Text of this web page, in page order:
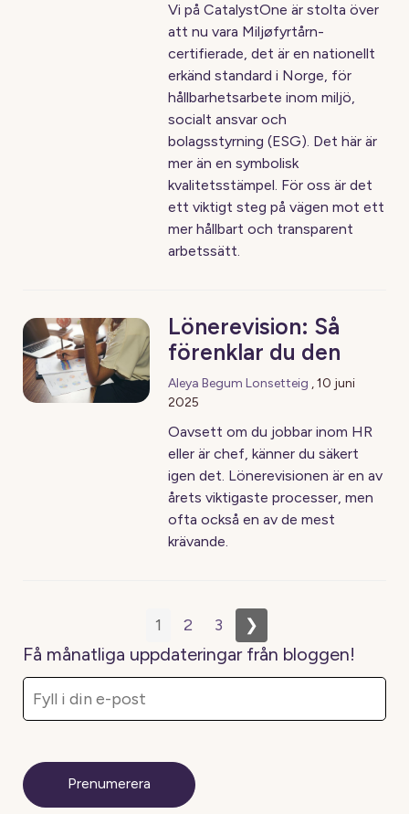
Vi på CatalystOne är stolta över
att nu vara Miljøfyrtårn-
certifierade, det är en nationellt
erkänd standard i Norge, för
hållbarhetsarbete inom miljö,
socialt ansvar och
bolagsstyrning (ESG). Det här är
mer än en symbolisk
kvalitetsstämpel. För oss är det
ett viktigt steg på vägen mot ett
mer hållbart och transparent
arbetssätt.
Lönerevision: Så
förenklar du den
Aleya Begum Lonsetteig ,10 juni
2025
Oavsett om du jobbar inom HR
eller är chef, känner du säkert
igen det. Lönerevisionen är en av
årets viktigaste processer, men
ofta också en av de mest
krävande.
1 2 3 ❯
Få månatliga uppdateringar från bloggen!